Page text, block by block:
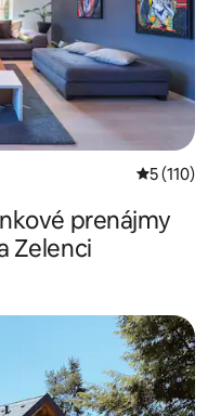
Priemerné
5 (110)
prenájmy
Zelenci